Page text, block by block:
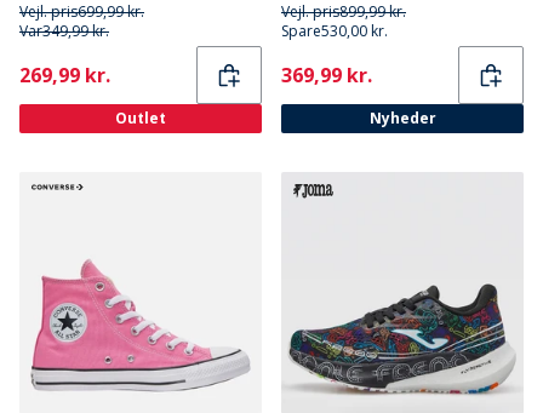
Vejl. pris699,99 kr.
Var349,99 kr.
Current
269,99 kr.
Outlet
Vejl. pris899,99 kr.
Spare530,00 kr.
Current
369,99 kr.
Nyheder